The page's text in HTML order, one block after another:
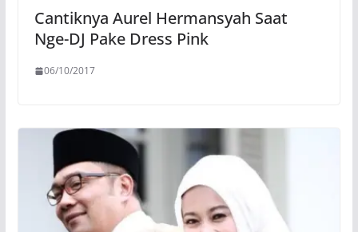
Cantiknya Aurel Hermansyah Saat
Nge-DJ Pake Dress Pink
06/10/2017